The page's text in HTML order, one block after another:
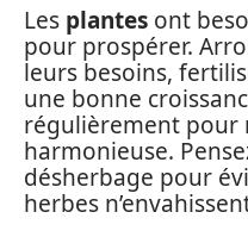
Les plantes ont
pour prospérer.
leurs besoins,
une bonne
régulièrement pour
harmonieuse.
désherbage pour
herbes